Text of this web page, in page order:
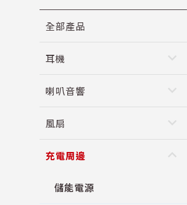
全部產品
耳機 keyboard_arrow_down
喇叭音響 keyboard_arrow_down
風扇 keyboard_arrow_down
充電周邊 keyboard_arrow_up
儲能電源